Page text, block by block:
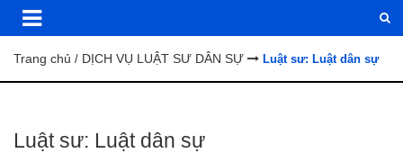
Trang chủ / DỊCH VỤ LUẬT SƯ DÂN SỰ Luật sư: Luật dân sự
Luật sư: Luật dân sự